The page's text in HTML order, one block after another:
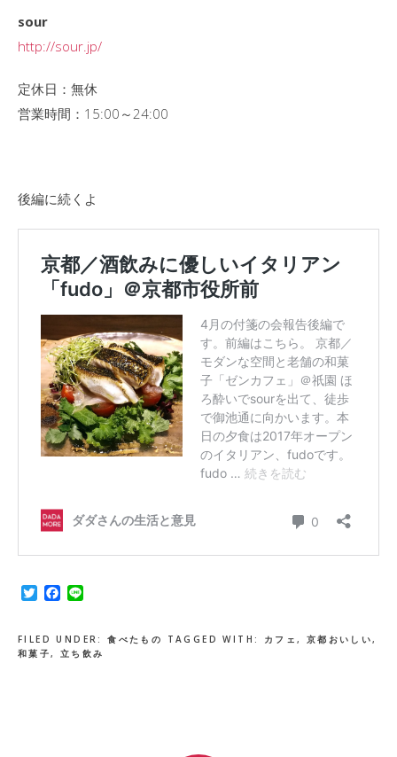
sour
http://sour.jp/
定休日：無休
営業時間：15:00～24:00
後編に続くよ
TwitterFacebook
FILED UNDER:食べたもの TAGGED WITH: カフェ, 京都おいしい,
和菓子,立ち飲み